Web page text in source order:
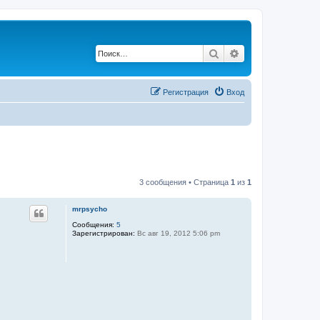
Поиск
Вход
Регистрация
3 сообщения • Страница 1 из 1
mrpsycho
Сообщения: 5
Зарегистрирован: Вс авг 19, 2012 5:06 pm